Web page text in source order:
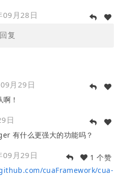
09月28日
回复
月29日
！
日
有什么更强大的功能吗？
09月29日
1 个赞
cuaFramework/cua-